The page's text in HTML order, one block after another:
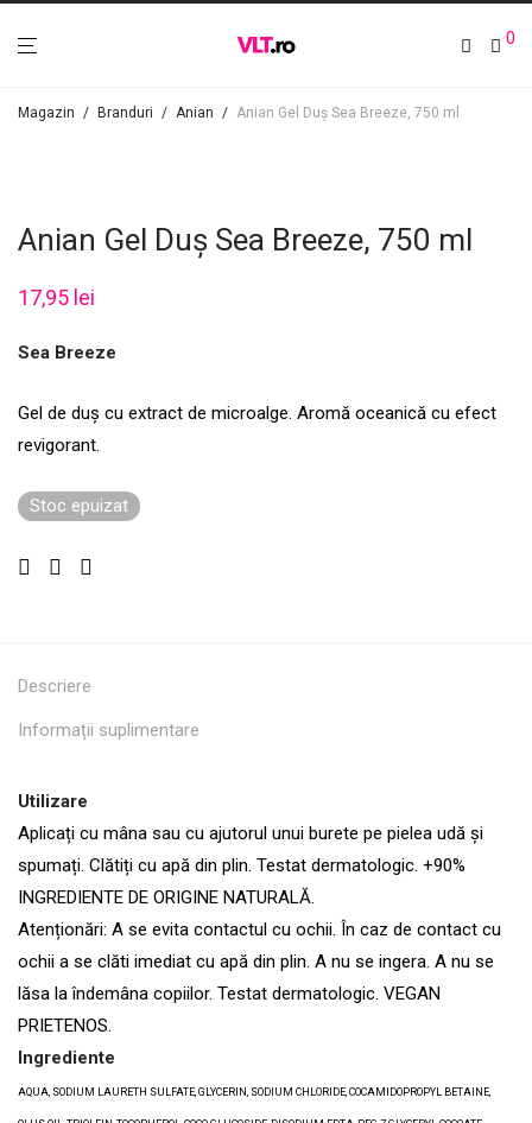
0
Magazin / Branduri / Anian / Anian Gel Duș Sea Breeze, 750 ml
Anian Gel Duș Sea Breeze, 750 ml
17,95 lei
Sea Breeze
Gel de duș cu extract de microalge. Aromă oceanică cu efect
revigorant.
Stoc epuizat
Descriere
Informații suplimentare
Utilizare
Aplicați cu mâna sau cu ajutorul unui burete pe pielea udă și
spumați. Clătiți cu apă din plin. Testat dermatologic. +90%
INGREDIENTE DE ORIGINE NATURALĂ.
Atenționări: A se evita contactul cu ochii. În caz de contact cu
ochii a se clăti imediat cu apă din plin. A nu se ingera. A nu se
lăsa la îndemâna copiilor. Testat dermatologic. VEGAN
PRIETENOS.
Ingrediente
AQUA, SODIUM LAURETH SULFATE, GLYCERIN, SODIUM CHLORIDE, COCAMIDOPROPYL BETAINE,